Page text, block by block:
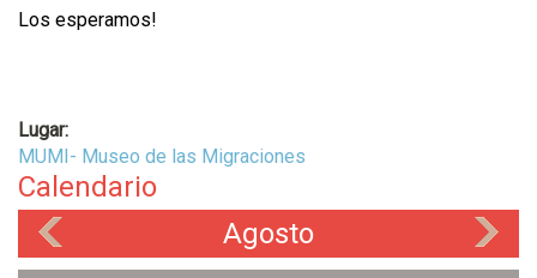
Los esperamos!
Lugar:
MUMI- Museo de las Migraciones
Calendario
Agosto